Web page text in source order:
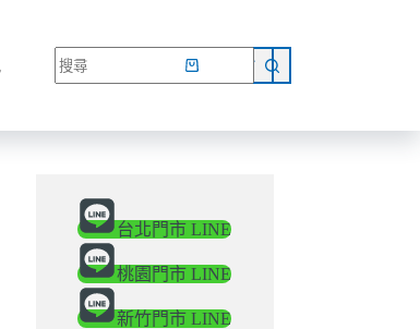
網路商店
台北門市 LINE
桃園門市 LINE
新竹門市 LINE